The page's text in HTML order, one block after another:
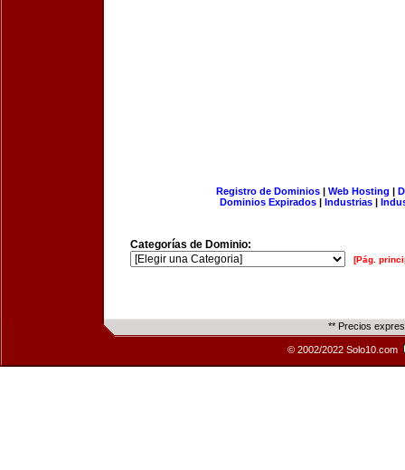
Registro de Dominios| Web Hosting |
Dominios Expirados | Industrias |
Categorías de Dominio:
[Pág.
** Precios
© 2002/2022 Solo10.com